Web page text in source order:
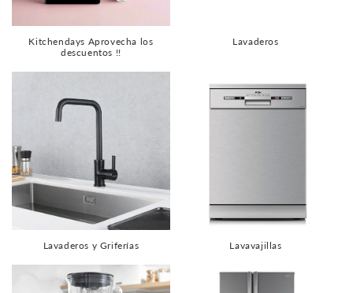
Kitchendays Aprovecha los
descuentos !!
Lavaderos
Lavaderos y Griferías Lavavajillas